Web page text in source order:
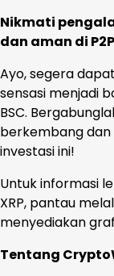
Nikmati
dan aman di
Ayo, segera
sensasi menjadi
BSC.
berkembang
investasi ini!
Untuk informasi
XRP, pantau
menyediakan
Tentang